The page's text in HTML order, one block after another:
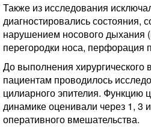
Также из исследования
диагностировались состояния,
нарушением носового дыхания
перегородки носа, перфорация
До выполнения хирургического
пациентам проводилось
цилиарного эпителия. Функцию
динамике оценивали через 1, 3
оперативного вмешательства.